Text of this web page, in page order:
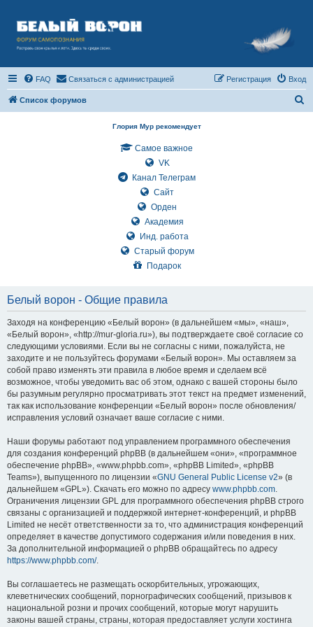
FAQ Связаться с администрацией Вход
Регистрация
Список форумов
Глория Мур рекомендует
Самое важное
VK
Канал Телеграм
Сайт
Орден
Академия
Инд. работа
Старый форум
Подарок
Белый ворон - Общие правила
Заходя на конференцию «Белый ворон» (в дальнейшем «мы», «наш»,
«Белый ворон», «http://mur-gloria.ru»), вы подтверждаете своё согласие со
следующими условиями. Если вы не согласны с ними, пожалуйста, не
заходите и не пользуйтесь форумами «Белый ворон». Мы оставляем за
собой право изменять эти правила в любое время и сделаем всё
возможное, чтобы уведомить вас об этом, однако с вашей стороны было
бы разумным регулярно просматривать этот текст на предмет изменений,
так как использование конференции «Белый ворон» после обновления/
исправления условий означает ваше согласие с ними.
Наши форумы работают под управлением программного обеспечения
для создания конференций phpBB (в дальнейшем «они», «программное
обеспечение phpBB», «www.phpbb.com», «phpBB Limited», «phpBB
Teams»), выпущенного по лицензии «GNU General Public License v2» (в
дальнейшем «GPL»). Скачать его можно по адресу www.phpbb.com
Ограничения лицензии GPL для программного обеспечения phpBB строго
связаны с организацией и поддержкой интернет-конференций, и phpBB
Limited не несёт ответственности за то, что администрация конференций
определяет в качестве допустимого содержания и/или поведения в них.
За дополнительной информацией о phpBB обращайтесь по адресу
https://www.phpbb.com/.
Вы соглашаетесь не размещать оскорбительных, угрожающих,
клеветнических сообщений, порнографических сообщений, призывов к
национальной розни и прочих сообщений, которые могут нарушить
законы вашей страны, страны, которая предоставляет услуги хостинга